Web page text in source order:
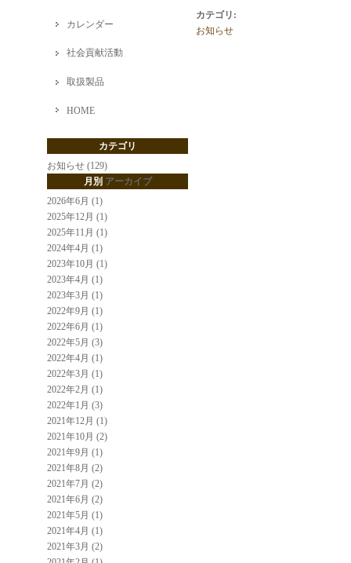
カテゴリ :
お知らせ
カレンダー
社会貢献活動
取扱製品
HOME
カテゴリ
お知らせ (129)
月別 アーカイブ
2026年6月 (1)
2025年12月 (1)
2025年11月 (1)
2024年4月 (1)
2023年10月 (1)
2023年4月 (1)
2023年3月 (1)
2022年9月 (1)
2022年6月 (1)
2022年5月 (3)
2022年4月 (1)
2022年3月 (1)
2022年2月 (1)
2022年1月 (3)
2021年12月 (1)
2021年10月 (2)
2021年9月 (1)
2021年8月 (2)
2021年7月 (2)
2021年6月 (2)
2021年5月 (1)
2021年4月 (1)
2021年3月 (2)